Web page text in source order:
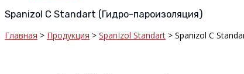
Spanizol C Standart (Гидро-пароизоляция)
Главная > Продукция > SpanIzol Standart > Spanizol C